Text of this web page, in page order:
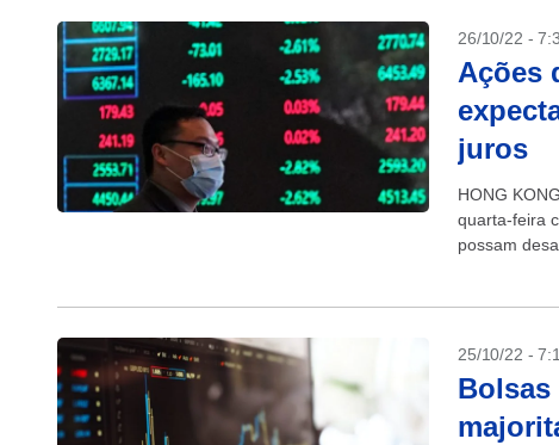
26/10/22 -
Ações
juros
HONG
quarta-feira
possam
25/10/22 -
Bolsas